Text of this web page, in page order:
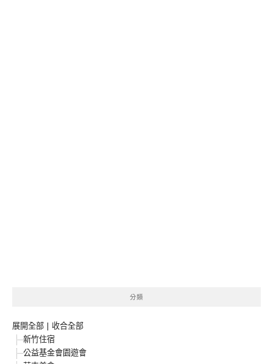
分類
展開全部 | 收合全部
新竹住宿
公益基金會園遊會